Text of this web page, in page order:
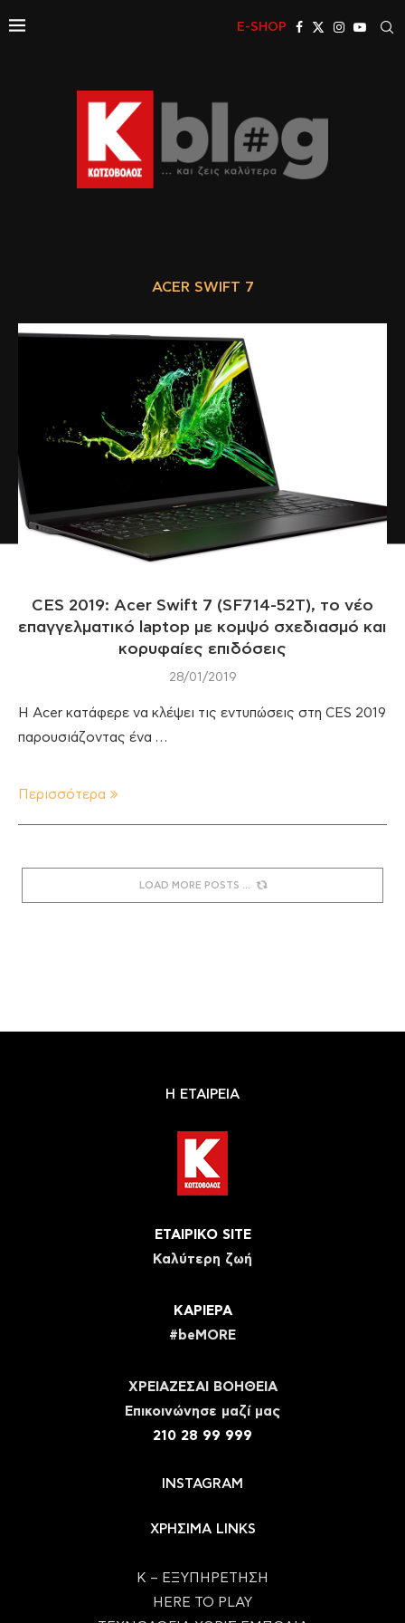
E-SHOP
ACER SWIFT 7
CES 2019: Acer Swift 7 (SF714-52T), το νέο
επαγγελματικό laptop με κομψό σχεδιασμό και
κορυφαίες επιδόσεις
28/01/2019
Η Acer κατάφερε να κλέψει τις εντυπώσεις στη CES 2019
παρουσιάζοντας ένα …
Περισσότερα
LOAD MORE POSTS
Η ΕΤΑΙΡΕΙΑ
ΕΤΑΙΡΙΚΟ SITE
Καλύτερη ζωή
ΚΑΡΙΕΡΑ
#beMORE
ΧΡΕΙΑΖΕΣΑΙ ΒΟΗΘΕΙΑ
Eπικοινώνησε μαζί μας
210 28 99 999
INSTAGRAM
ΧΡΗΣΙΜΑ LINKS
Κ – ΕΞΥΠΗΡΕΤΗΣΗ
HERE TO PLAY